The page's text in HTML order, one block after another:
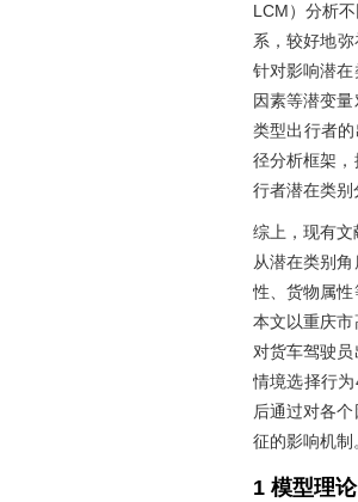
LCM）分析
系，较好地
针对影响潜
因素等潜变
类型出行者
径分析框架
行者潜在类别
综上，现有
从潜在类别
性、货物属
本文以重庆
对货车驾驶
情境选择行
后通过对各
征的影响机制
1 模型理论